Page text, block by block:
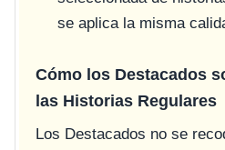
se aplica la misma
Cómo los Destacados
las Historias Regulares
Los Destacados no se